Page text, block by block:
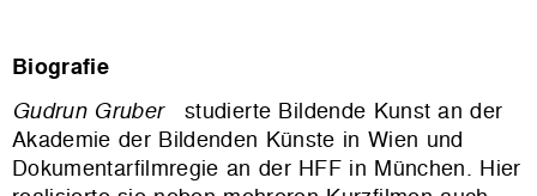
Biografie
Gudrun Gruberstudierte Bildende Kunst an der
Akademie der Bildenden Künste in Wien und
Dokumentarfilmregie an der HFF in München. Hier